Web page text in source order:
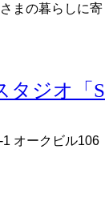
まの暮らしに寄
オークビル106